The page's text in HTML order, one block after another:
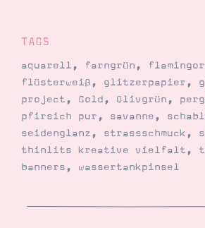
TAGS
aquarell, farngrün,
flüsterweiß, glitzerpapier,
project, Gold, Olivgrün,
pfirsich pur, savanne,
seidenglanz, strassschmuck,
thinlits kreative vielfalt,
banners, wassertankpinsel